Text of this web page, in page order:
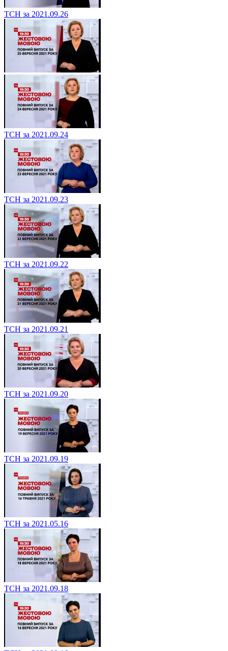
ТСН за 2021.09.26
ТСН за 2021.09.24
ТСН за 2021.09.23
ТСН за 2021.09.22
ТСН за 2021.09.21
ТСН за 2021.09.20
ТСН за 2021.09.19
ТСН за 2021.05.16
ТСН за 2021.09.18